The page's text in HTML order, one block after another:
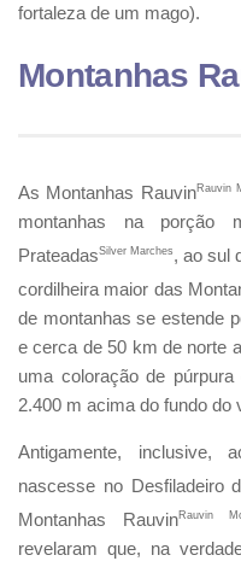
fortaleza de um mago).
Montanhas
As Montanhas RauvinRauvin
montanhas na porção
PrateadasSilver Marches , ao sul
cordilheira maior das
de montanhas se estende
e cerca de 50 km de norte
uma coloração de
2.400 m acima do fundo do
Antigamente, inclusive,
nascesse no Desfiladeiro
Montanhas RauvinRauvin
revelaram que, na